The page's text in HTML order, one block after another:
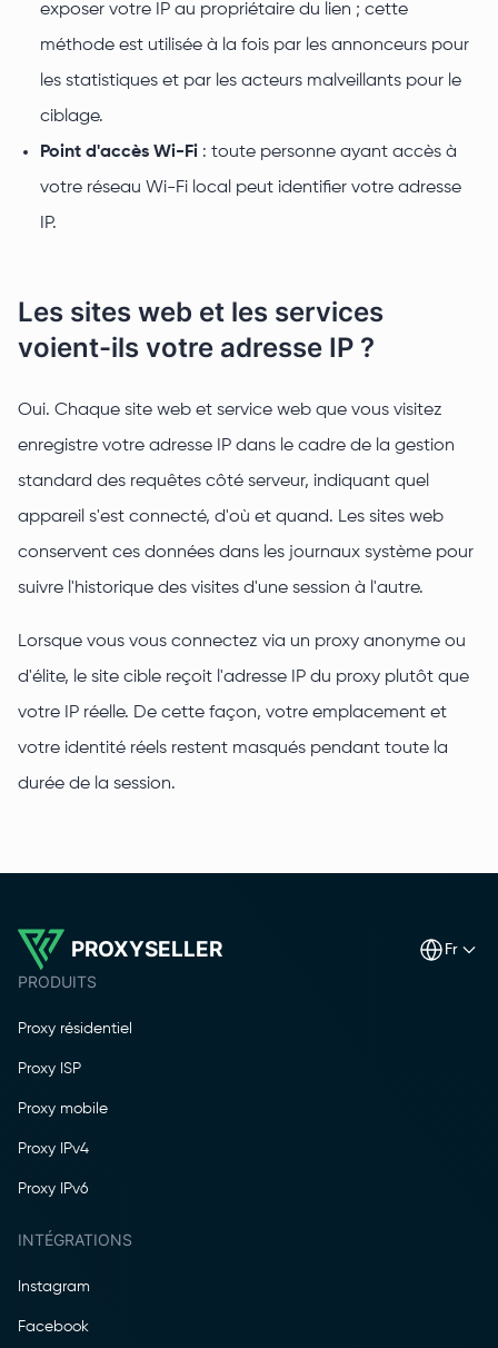
exposer votre IP au propriétaire du lien ; cette
méthode est utilisée à la fois par les annonceurs pour
les statistiques et par les acteurs malveillants pour le
ciblage.
Point d'accès Wi-Fi : toute personne ayant accès à
votre réseau Wi-Fi local peut identifier votre adresse
IP.
Les sites web et les services
voient-ils votre adresse IP ?
Oui. Chaque site web et service web que vous visitez
enregistre votre adresse IP dans le cadre de la gestion
standard des requêtes côté serveur, indiquant quel
appareil s'est connecté, d'où et quand. Les sites web
conservent ces données dans les journaux système pour
suivre l'historique des visites d'une session à l'autre.
Lorsque vous vous connectez via un proxy anonyme ou
d'élite, le site cible reçoit l'adresse IP du proxy plutôt que
votre IP réelle. De cette façon, votre emplacement et
votre identité réels restent masqués pendant toute la
durée de la session.
PROXYSELLER fr
PRODUITS
Proxy résidentiel
Proxy ISP
Proxy mobile
Proxy IPv4
Proxy IPv6
INTÉGRATIONS
Instagram
Facebook